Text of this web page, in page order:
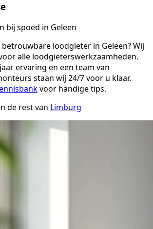
bij spoed in Geleen
loodgieter in Geleen? Wij
alle loodgieterswerkzaamheden.
ervaring en een team van
staan wij 24/7 voor u klaar.
voor handige tips.
de rest van Limburg